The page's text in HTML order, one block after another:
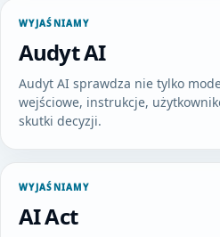
WYJAŚNIAMY
Audyt AI
Audyt AI sprawdza nie tylko
wejściowe, instrukcje,
skutki decyzji.
WYJAŚNIAMY
AI Act